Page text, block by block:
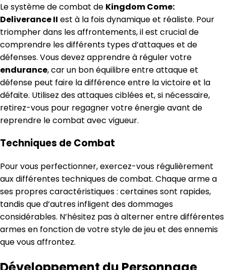
Le système de combat de Kingdom Come:
Deliverance II est à la fois dynamique et réaliste. Pour
triompher dans les affrontements, il est crucial de
comprendre les différents types d’attaques et de
défenses. Vous devez apprendre à réguler votre
endurance, car un bon équilibre entre attaque et
défense peut faire la différence entre la victoire et la
défaite. Utilisez des attaques ciblées et, si nécessaire,
retirez-vous pour regagner votre énergie avant de
reprendre le combat avec vigueur.
Techniques de Combat
Pour vous perfectionner, exercez-vous régulièrement
aux différentes techniques de combat. Chaque arme a
ses propres caractéristiques : certaines sont rapides,
tandis que d’autres infligent des dommages
considérables. N’hésitez pas à alterner entre différentes
armes en fonction de votre style de jeu et des ennemis
que vous affrontez.